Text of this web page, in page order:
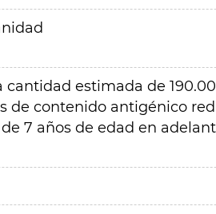
cantidad estimada de
de contenido antigénico
7 años de edad en